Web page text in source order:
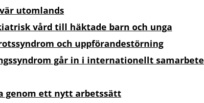
utomlands
vård till häktade barn och unga
och uppförandestörning
går in i internationellt samarbete
genom ett nytt arbetssätt